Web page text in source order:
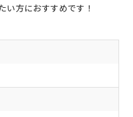
い方におすすめです！